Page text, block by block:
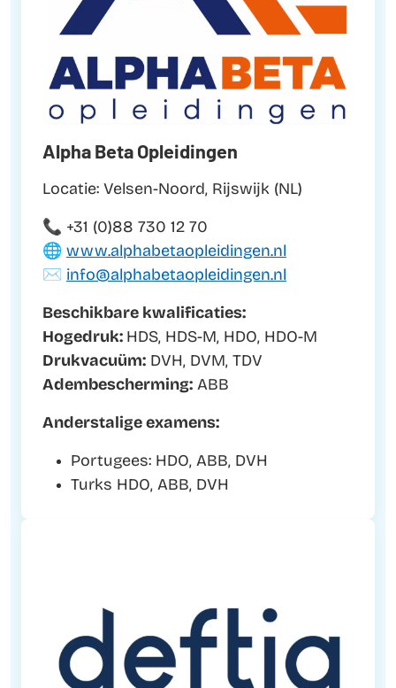
Alpha Beta Opleidingen
Locatie: Velsen-Noord, Rijswijk (NL)
📞 +31 (0)88 730 12 70
🌐 www.alphabetaopleidingen.nl
✉️ info@alphabetaopleidingen.nl
Beschikbare kwalificaties:
Hogedruk: HDS, HDS-M, HDO, HDO-M
Drukvacuüm: DVH, DVM, TDV
Adembescherming: ABB
Anderstalige examens:
Portugees: HDO, ABB, DVH
Turks HDO, ABB, DVH